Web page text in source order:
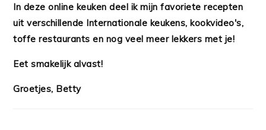
In deze online keuken deel ik mijn favoriete recepten
uit verschillende Internationale keukens, kookvideo's,
toffe restaurants en nog veel meer lekkers met je!
Eet smakelijk alvast!
Groetjes, Betty